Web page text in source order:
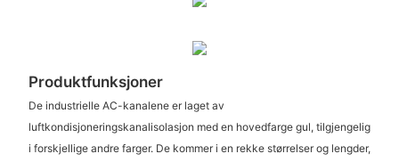
Produktfunksjoner
De industrielle AC-kanalene er laget av
luftkondisjoneringskanalisolasjon med en hovedfarge gul, tilgjengelig
i forskjellige andre farger. De kommer i en rekke størrelser og lengder,